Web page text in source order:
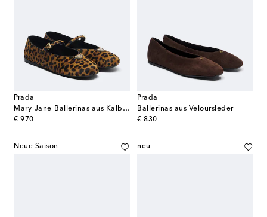
Prada
Mary-Jane-Ballerinas aus Kalbshaar
€ 970
original price
Prada
Ballerinas aus Veloursleder
€ 830
original price
Neue Saison neu